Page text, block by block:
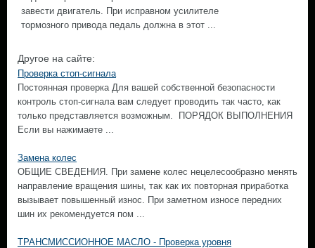
завести двигатель. При исправном усилителе
тормозного привода педаль должна в этот ...
Другое на сайте:
Проверка стоп-сигнала
Постоянная проверка Для вашей собственной безопасности
контроль стоп-сигнала вам следует проводить так часто, как
только представляется возможным. ПОРЯДОК ВЫПОЛНЕНИЯ
Если вы нажимаете ...
Замена колес
ОБЩИЕ СВЕДЕНИЯ. При замене колес нецелесообразно менять
направление вращения шины, так как их повторная приработка
вызывает повышенный износ. При заметном износе передних
шин их рекомендуется пом ...
ТРАНСМИССИОННОЕ МАСЛО - Проверка уровня